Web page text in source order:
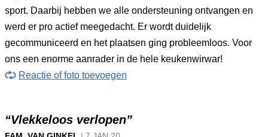
sport. Daarbij hebben we alle ondersteuning ontvangen en
werd er pro actief meegedacht. Er wordt duidelijk
gecommuniceerd en het plaatsen ging probleemloos. Voor
ons een enorme aanrader in de hele keukenwirwar!
Reactie of foto toevoegen
“Vlekkeloos verlopen”